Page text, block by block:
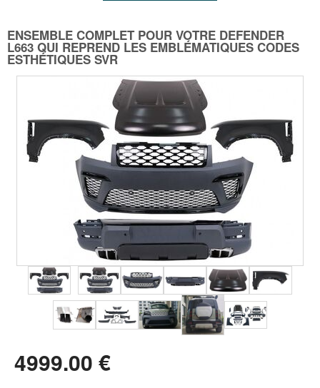
ENSEMBLE COMPLET POUR VOTRE DEFENDER
L663 QUI REPREND LES EMBLÉMATIQUES CODES
ESTHÉTIQUES SVR
4999.00 €